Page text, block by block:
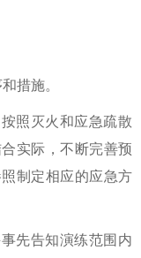
措施。
照灭火和应急疏散
实际，不断完善预
制定相应的应急方
先告知演练范围内